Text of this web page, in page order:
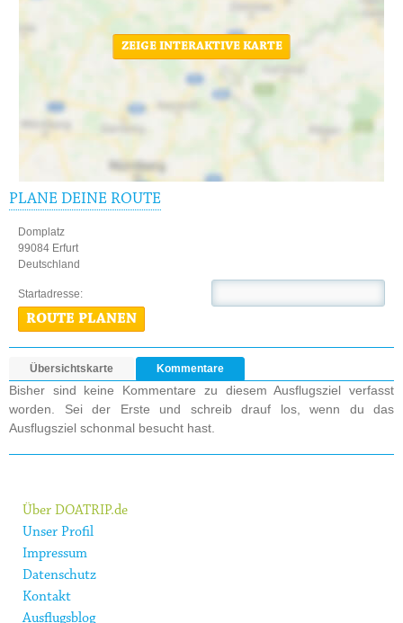
ZEIGE INTERAKTIVE KARTE
PLANE DEINE ROUTE
Domplatz
99084 Erfurt
Deutschland
Startadresse:
ROUTE PLANEN
Übersichtskarte Kommentare
Bisher sind keine Kommentare zu diesem Ausflugsziel verfasst
worden. Sei der Erste und schreib drauf los, wenn du das
Ausflugsziel schonmal besucht hast.
Über DOATRIP.de
Unser Profil
Impressum
Datenschutz
Kontakt
Ausflugsblog